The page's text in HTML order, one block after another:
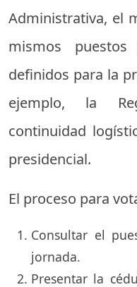
Administrativa, el
mismos
definidos para la
ejemplo, la
continuidad
presidencial.
El proceso para
Consultar el
jornada.
Presentar la